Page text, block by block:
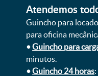
Atendemos
Guincho para
para oficina
•Guincho para
minutos.
•Guincho 24 horas